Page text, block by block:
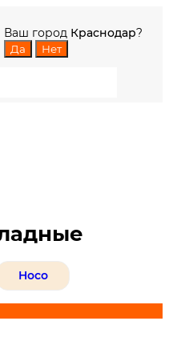
Ваш город Краснодар?
Hoco